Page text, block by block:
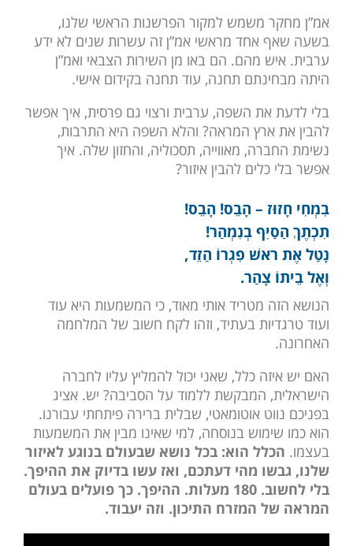
אמ”ן מחקר משמש למקור הפרשנות הראשי שלנו,
בשעה שאף אחד מראשי אמ”ן זה עשרות שנים לא ידע
ערבית. איש מהם. הם באו מן השירות הצבאי ואמ”ן
היתה מבחינתם תחנה, עוד תחנה בקידום אישי.
בלי לדעת את השפה, ערבית ורצוי גם פרסית, איך אפשר
להבין את ארץ המראה? והלא השפה היא התרבות,
נשימת החברה, מאווייה, תסכוליה, והחזון שלה. איך
אפשר בלי כלים להבין איזור?
בִמְחִי חָזוּז – הָבֵס! הָבֵס!
תִכְתֶךְ הַסַיִף בְנִמְהַר!
נָטַל אֶת ראשׁ פִגְרוֹ הַזֵד,
וְאֶל בֵיתוֹ צָהַר.
הנושא הזה מטריד אותי מאוד, כי המשמעות היא עוד
ועוד טרגדיות בעתיד, וזהו לקח חשוב של המלחמה
האחרונה.
האם יש איזה כלל, שאני יכול להמליץ עליו לחברה
הישראלית, המבקשת ללמוד על הסביבה? יש. אציג
בפניכם נווט אוטומאטי, שבלית ברירה פיתחתי עבורנו.
הוא כמו שימוש בנוסחה, למי שאינו מבין את המשמעות
בעצמו. הכלל הוא: בכל נושא שבעולם בנוגע לאיזור
שלנו, גבשו מהי דעתכם, ואז עשו בדיוק את ההיפך.
בלי לחשוב. 180 מעלות. ההיפך. כך פועלים בעולם
המראה של המזרח התיכון. וזה יעבוד.